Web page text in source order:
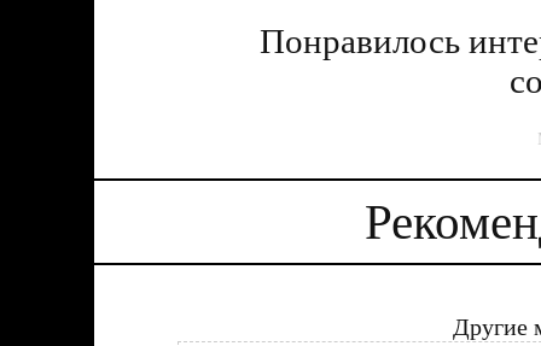
Понравилось
Другие